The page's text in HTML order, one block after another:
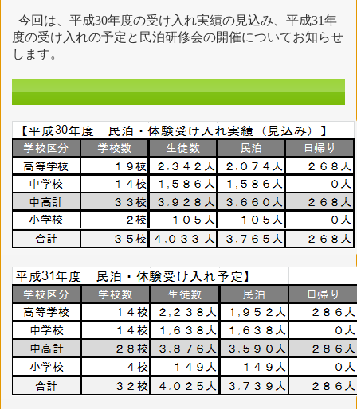
今回は、平成30年度の受け入れ実績の見込み、平成31年
度の受け入れの予定と民泊研修会の開催についてお知らせ
します。